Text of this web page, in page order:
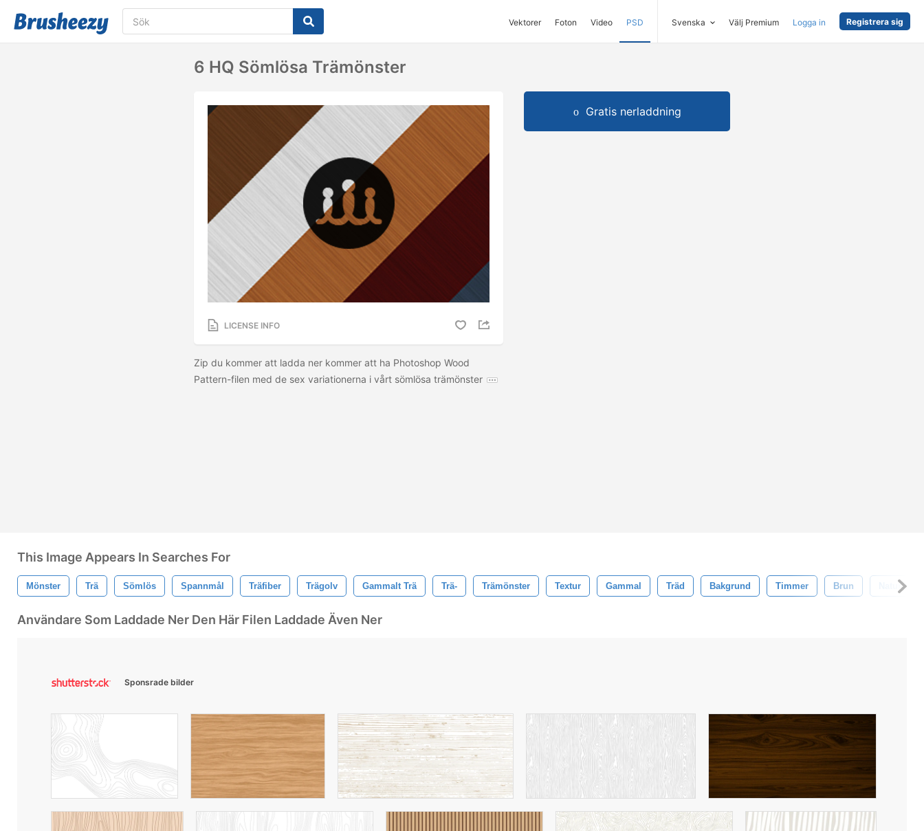
Vektorer Foton Video PSD Svenska Välj Premium Logga in Registrera sig
6 HQ Sömlösa Trämönster
LICENSE INFO
Zip du kommer att ladda ner kommer att ha Photoshop Wood
Pattern-filen med de sex variationerna i vårt sömlösa trämönster
Gratis nerladdning
This Image Appears In Searches For
Mönster Trä Sömlös Spannmål Träfiber Trägolv Gammalt Trä Trä- Trämönster Textur Gammal Träd Bakgrund Timmer Brun Natur
Användare Som Laddade Ner Den Här Filen Laddade Även Ner
Sponsrade bilder